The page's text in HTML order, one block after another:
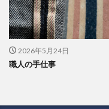
2026年5月24日
職人の手仕事